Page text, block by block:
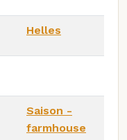
Helles
Saison -
farmhouse